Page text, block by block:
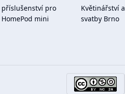
příslušenství pro
HomePod mini
Květinářství a
svatby Brno